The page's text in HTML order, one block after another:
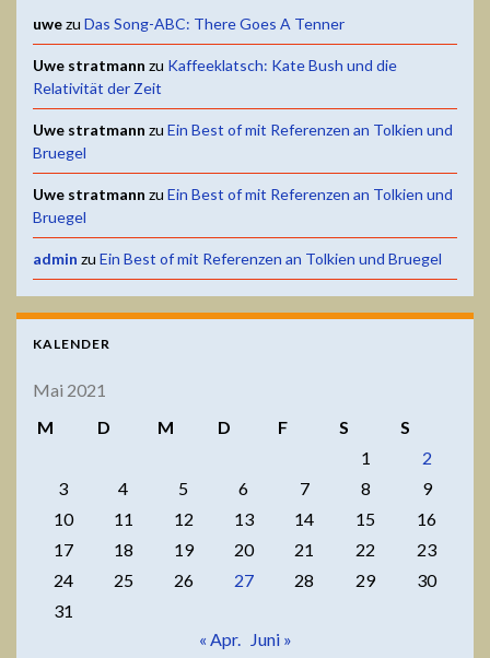
uwezu Das Song-ABC: There Goes A Tenner
Uwe stratmann zu Kaffeeklatsch: Kate Bush und die
Relativität der Zeit
Uwe stratmann zu Ein Best of mit Referenzen an Tolkien und
Bruegel
Uwe stratmann zu Ein Best of mit Referenzen an Tolkien und
Bruegel
admin zu Ein Best of mit Referenzen an Tolkien und Bruegel
KALENDER
Mai 2021
M
D M D F S
S
1
2
3
4 5 6 7 8
9
10
11 12 13 14 15
16
17
18 19 20 21 22
23
24
25 26 27 28 29
30
31
« Apr.
Juni »